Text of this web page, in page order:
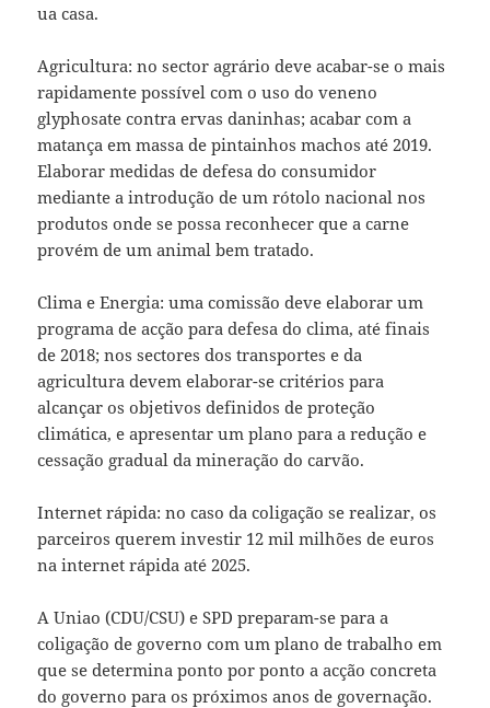
ua casa.
Agricultura: no sector agrário deve acabar-se o mais
rapidamente possível com o uso do veneno
glyphosate contra ervas daninhas; acabar com a
matança em massa de pintainhos machos até 2019.
Elaborar medidas de defesa do consumidor
mediante a introdução de um rótolo nacional nos
produtos onde se possa reconhecer que a carne
provém de um animal bem tratado.
Clima e Energia: uma comissão deve elaborar um
programa de acção para defesa do clima, até finais
de 2018; nos sectores dos transportes e da
agricultura devem elaborar-se critérios para
alcançar os objetivos definidos de proteção
climática, e apresentar um plano para a redução e
cessação gradual da mineração do carvão.
Internet rápida: no caso da coligação se realizar, os
parceiros querem investir 12 mil milhões de euros
na internet rápida até 2025.
A Uniao (CDU/CSU) e SPD preparam-se para a
coligação de governo com um plano de trabalho em
que se determina ponto por ponto a acção concreta
do governo para os próximos anos de governação.